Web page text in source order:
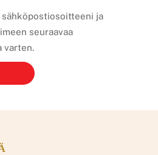
sähköpostiosoitteeni ja
seuraavaa
varten.